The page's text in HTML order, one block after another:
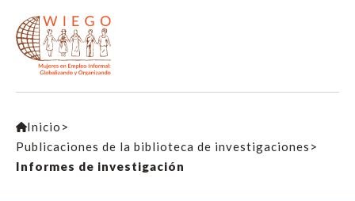
Inicio >
Publicaciones de la biblioteca de investigaciones >
Informes de investigación